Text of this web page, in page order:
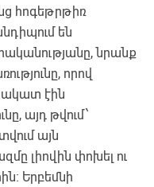
հոգեթրթիռ
են
նրանք
որով
էին
այդ թվում՝
այն
լիովին փոխել ու
Երբեմնի